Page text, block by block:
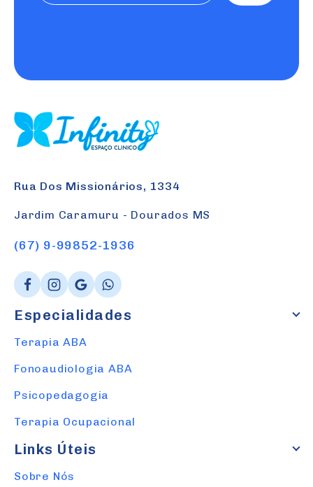
Rua Dos Missionários, 1334
Jardim Caramuru - Dourados MS
(67) 9-99852-1936
Especialidades
Terapia ABA
Fonoaudiologia ABA
Psicopedagogia
Terapia Ocupacional
Links Úteis
Sobre Nós